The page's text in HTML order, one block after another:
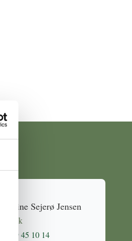
Caroline Sejerø Jensen
Holbæk
59 45 10 14